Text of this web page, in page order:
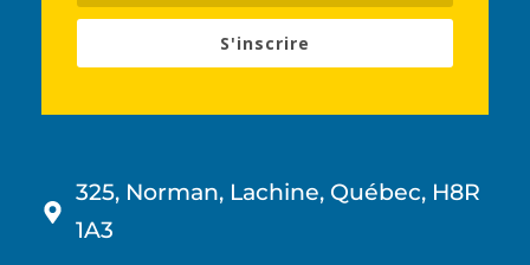
S'inscrire
325, Norman, Lachine, Québec, H8R
1A3